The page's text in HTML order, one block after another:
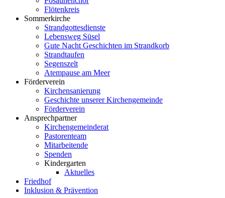
Flötenkreis
Sommerkirche
Strandgottesdienste
Lebensweg Süsel
Gute Nacht Geschichten im Strandkorb
Strandtaufen
Segenszelt
Atempause am Meer
Förderverein
Kirchensanierung
Geschichte unserer Kirchengemeinde
Förderverein
Ansprechpartner
Kirchengemeinderat
Pastorenteam
Mitarbeitende
Spenden
Kindergarten
Aktuelles
Friedhof
Inklusion & Prävention